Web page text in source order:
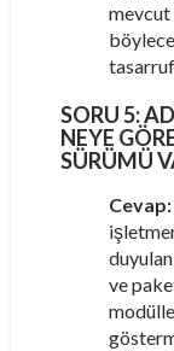
mevcut
SORU 5:
NEYE
SÜRÜMÜ
Cevap:
duyulan
ve